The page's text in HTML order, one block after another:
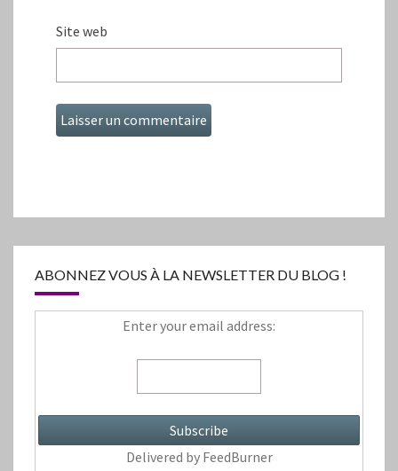
Site web
ABONNEZ VOUS À LA NEWSLETTER DU BLOG !
Enter your email address:
Delivered by FeedBurner